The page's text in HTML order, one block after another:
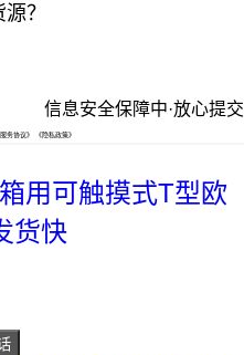
？
信息安全保障中·放心提交
务协议》 《隐私政策》
用可触摸式T型欧
货快